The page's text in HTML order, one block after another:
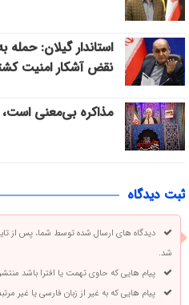
استاندار گیلان: حمله
نقض آشکار امنیت
مذاکره بی‌معنی
ثبت دیدگاه
دیدگاه های ارسال شده توسط شما، پس از
شد.
پیام هایی که حاوی تهمت یا افترا باشد
پیام هایی که به غیر از زبان فارسی یا غیر